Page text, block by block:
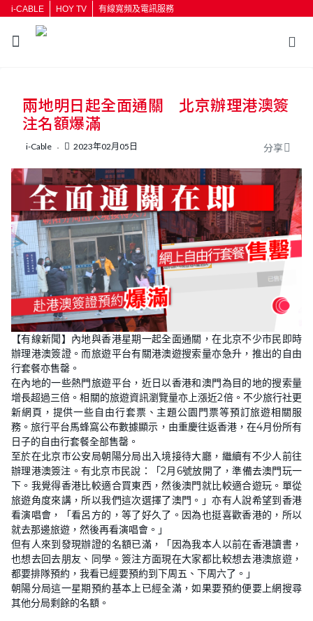
i-CABLE HOY TV 有線寬頻及電訊服務
兩地明日起全面通關 北京辦理港澳簽
注名額爆滿
i-Cable 2023年02月05日 分享
【有線新聞】內地與香港星期一起全面通關，在北京不少市民即時
辦理港澳簽證。而旅遊平台有關港澳遊搜索量亦急升，推出的自由
行套餐亦售罄。
在內地的一些熱門旅遊平台，近日以香港和澳門為目的地的搜索量
增長超過三倍。相關的旅遊資訊瀏覽量亦上漲近2倍。不少旅行社更
新網頁，提供一些自由行套票、主題公園門票等預訂旅遊相關服
務。旅行平台馬蜂窩公布數據顯示，由重慶往返香港，在4月份所有
日子的自由行套餐全部售罄。
至於在北京市公安局朝陽分局出入境接待大廳，繼續有不少人前往
辦理港澳簽注。有北京市民說：「2月6號放開了，準備去澳門玩一
下。我覺得香港比較適合買東西，然後澳門就比較適合遊玩。單從
旅遊角度來講，所以我們這次選擇了澳門。」亦有人說希望到香港
看演唱會，「看呂方的，等了好久了。因為也挺喜歡香港的，所以
就去那邊旅遊，然後再看演唱會。」
但有人來到發現辦證的名額已滿，「因為我本人以前在香港讀書，
也想去回去朋友、同學。簽注方面現在大家都比較想去港澳旅遊，
都要排隊預約，我看已經要預約到下周五、下周六了。」
朝陽分局這一星期預約基本上已經全滿，如果要預約便要上網搜尋
其他分局剩餘的名額。